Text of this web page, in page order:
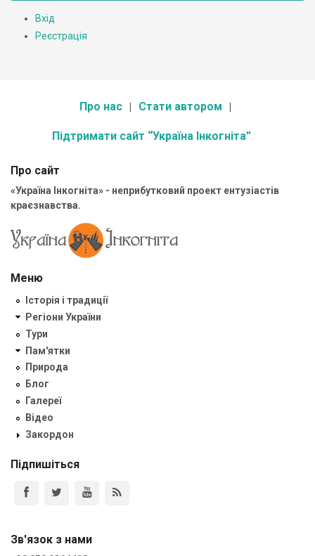
Вхід
Реєстрація
Про нас Стати автором
Підтримати сайт “Україна Інкогніта”
Про сайт
«Україна Інкогніта» - неприбутковий проект ентузіастів
краєзнавства.
Меню
Історія і традиції
Регіони України
Тури
Пам'ятки
Природа
Блог
Галереї
Відео
Закордон
Підпишіться
Зв'язок з нами